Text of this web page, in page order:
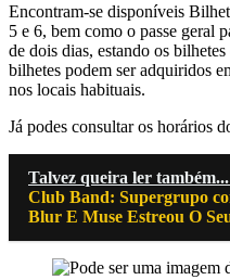
Encontram-se disponíveis
5 e 6, bem como o passe geral
de dois dias, estando os
bilhetes podem ser adquiridos
nos locais habituais.
Já podes consultar os horários
Talvez queira ler também...
Club Band: Supergrupo
Blur E Muse Estreou O